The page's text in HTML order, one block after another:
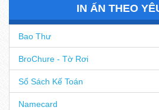
IN ẤN THEO
Bao Thư
BroChure - Tờ Rơi
Sổ Sách Kế Toán
Namecard